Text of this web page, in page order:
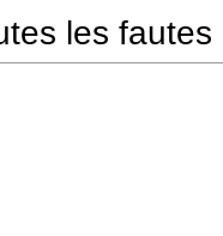
les